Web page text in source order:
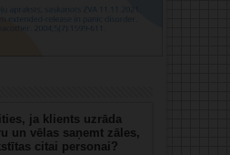
ja klients uzrāda
un vēlas saņemt zāles,
citai personai?